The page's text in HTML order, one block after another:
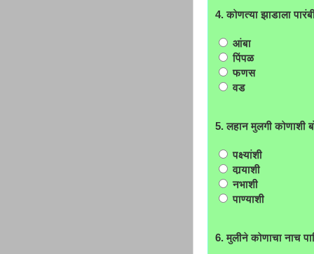
4. कोणत्या झाडाला
आंबा
पिंपळ
फणस
वड
5. लहान मुलगी कोणाशी
पक्ष्यांशी
वार्‍याशी
नभाशी
पाण्याशी
6. मुलीने कोणाचा नाच